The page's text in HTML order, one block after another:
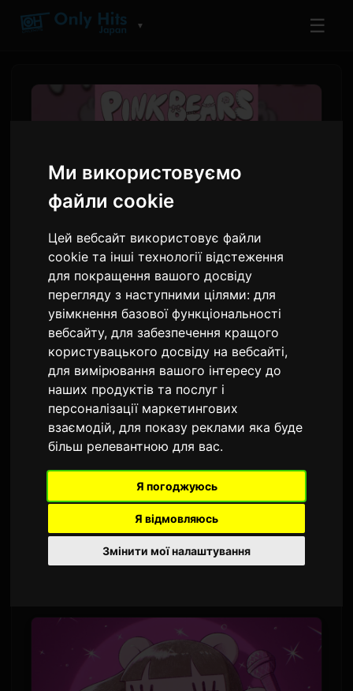
Ми використовуємо
файли cookie
Цей вебсайт використовує файли
cookie та інші технології відстеження
для покращення вашого досвіду
перегляду з наступними цілями:для
увімкнення базової функціональності
вебсайту,для забезпечення кращого
користувацького досвіду на вебсайті,
для вимірювання вашого інтересу до
наших продуктів та послуг і
персоналізації маркетингових
взаємодій,для показу реклами яка буде
більш релевантною для вас.
Я погоджуюсь
Я відмовляюсь
Змінити мої налаштування
▼ ☰
Koresawa оголосила
треклист для міні-
альбому 'PINK BEARS',
головний сингл вийде 29
липня
Автор:Sam
9 липня 2026
Перекладено з англійської
1,585 переглядів
Співачка-автор пісеньKoresawa
оприлюднила треклист для свого п'ятого
міні-альбому 'PINK BEARS'. Цифровий
альбом заплановано до випуску 19 серпня